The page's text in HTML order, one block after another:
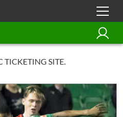
TICKETING SITE.